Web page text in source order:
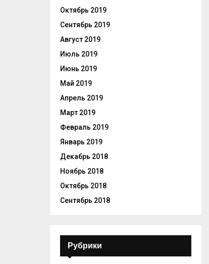
Октябрь 2019
Сентябрь 2019
Август 2019
Июль 2019
Июнь 2019
Май 2019
Апрель 2019
Март 2019
Февраль 2019
Январь 2019
Декабрь 2018
Ноябрь 2018
Октябрь 2018
Сентябрь 2018
Рубрики